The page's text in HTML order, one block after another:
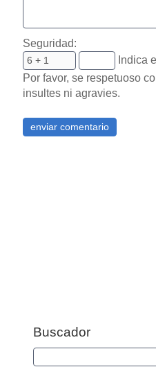
Seguridad:
Indica
Por favor, se respetuoso
insultes ni agravies.
Buscador